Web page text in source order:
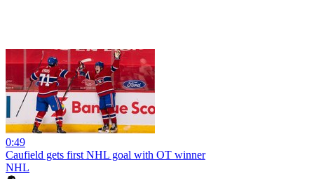
0:49
Caufield gets first NHL goal with OT winner
NHL